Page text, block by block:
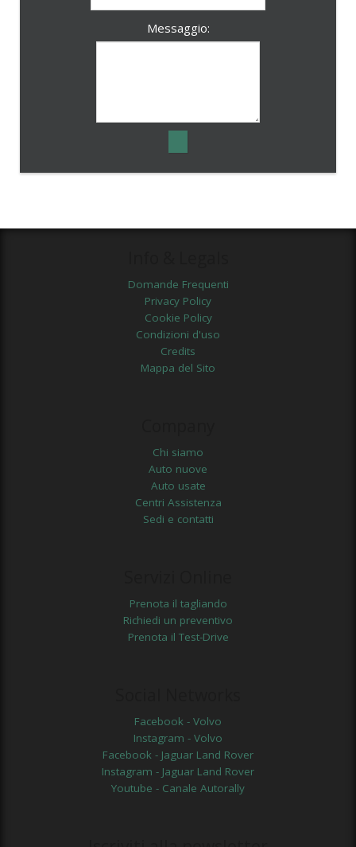
Messaggio:
Domande Frequenti
Privacy Policy
Cookie Policy
Condizioni d'uso
Credits
Mappa del Sito
Chi siamo
Auto nuove
Auto usate
Centri Assistenza
Sedi e contatti
Prenota il tagliando
Richiedi un preventivo
Prenota il Test-Drive
Facebook - Volvo
Instagram - Volvo
Facebook - Jaguar Land Rover
Instagram - Jaguar Land Rover
Youtube - Canale Autorally